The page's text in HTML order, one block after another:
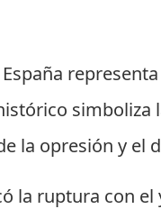
la opresión y el
la ruptura con